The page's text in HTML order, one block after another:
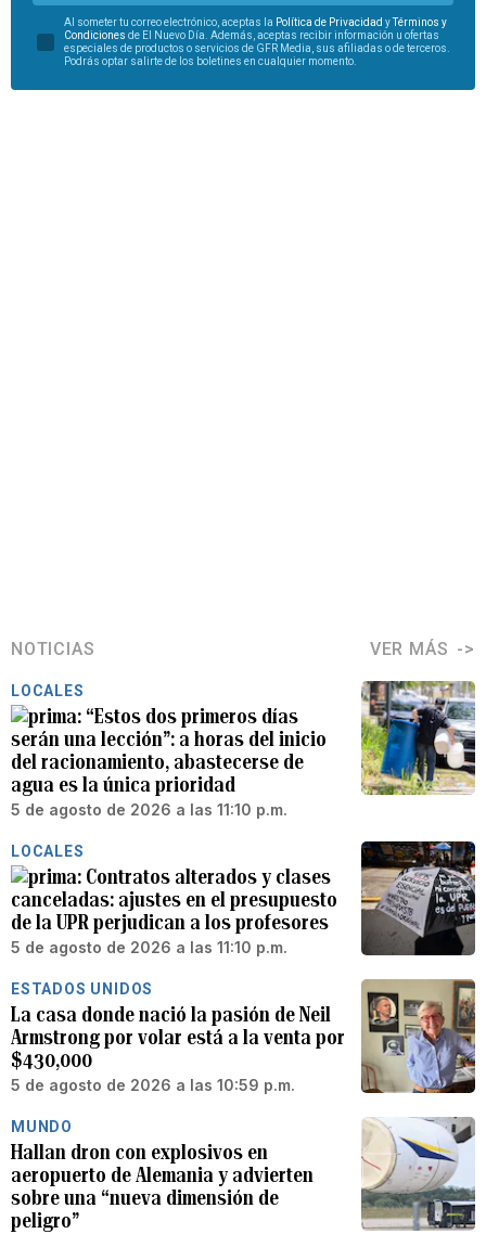
Al someter tu correo electrónico, aceptas la Política de Privacidad yTérminos y
Condiciones de El Nuevo Día. Además, aceptas recibir información u ofertas
especiales de productos o servicios de GFR Media, sus afiliadas o de terceros.
Podrás optar salirte de los boletines en cualquier momento.
NOTICIAS VER MÁS
LOCALES
“Estos dos primeros días
serán una lección”: a horas del inicio
del racionamiento, abastecerse de
agua es la única prioridad
5 de agosto de 2026 a las 11:10 p.m.
LOCALES
Contratos alterados y clases
canceladas: ajustes en el presupuesto
de la UPR perjudican a los profesores
5 de agosto de 2026 a las 11:10 p.m.
ESTADOS UNIDOS
La casa donde nació la pasión de Neil
Armstrong por volar está a la venta por
$430,000
5 de agosto de 2026 a las 10:59 p.m.
MUNDO
Hallan dron con explosivos en
aeropuerto de Alemania y advierten
sobre una “nueva dimensión de
peligro”